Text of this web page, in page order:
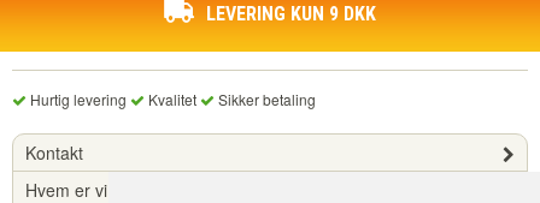
LEVERING KUN 9 DKK
Hurtig levering Kvalitet Sikker betaling
Kontakt
Hvem er vi?